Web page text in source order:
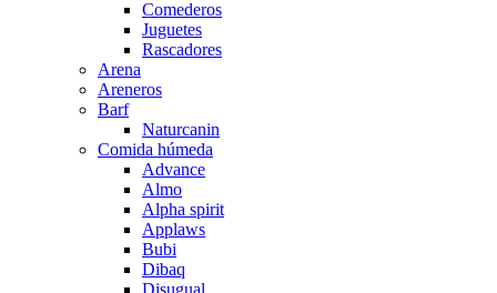
Comederos
Juguetes
Rascadores
Arena
Areneros
Barf
Naturcanin
Comida húmeda
Advance
Almo
Alpha spirit
Applaws
Bubi
Dibaq
Disugual